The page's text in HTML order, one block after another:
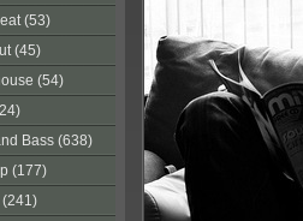
(53)
(45)
(54)
Bass (638)
(177)
(241)